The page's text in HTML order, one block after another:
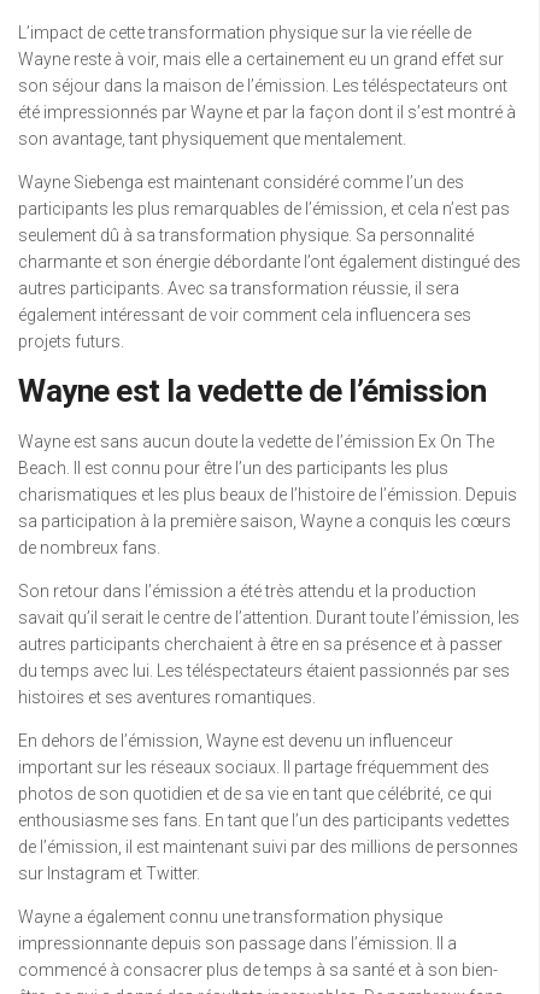
L’impact de cette transformation physique sur la vie réelle de
Wayne reste à voir, mais elle a certainement eu un grand effet sur
son séjour dans la maison de l’émission. Les téléspectateurs ont
été impressionnés par Wayne et par la façon dont il s’est montré à
son avantage, tant physiquement que mentalement.
Wayne Siebenga est maintenant considéré comme l’un des
participants les plus remarquables de l’émission, et cela n’est pas
seulement dû à sa transformation physique. Sa personnalité
charmante et son énergie débordante l’ont également distingué des
autres participants. Avec sa transformation réussie, il sera
également intéressant de voir comment cela influencera ses
projets futurs.
Wayne est la vedette de l’émission
Wayne est sans aucun doute la vedette de l’émission Ex On The
Beach. Il est connu pour être l’un des participants les plus
charismatiques et les plus beaux de l’histoire de l’émission. Depuis
sa participation à la première saison, Wayne a conquis les cœurs
de nombreux fans.
Son retour dans l’émission a été très attendu et la production
savait qu’il serait le centre de l’attention. Durant toute l’émission, les
autres participants cherchaient à être en sa présence et à passer
du temps avec lui. Les téléspectateurs étaient passionnés par ses
histoires et ses aventures romantiques.
En dehors de l’émission, Wayne est devenu un influenceur
important sur les réseaux sociaux. Il partage fréquemment des
photos de son quotidien et de sa vie en tant que célébrité, ce qui
enthousiasme ses fans. En tant que l’un des participants vedettes
de l’émission, il est maintenant suivi par des millions de personnes
sur Instagram et Twitter.
Wayne a également connu une transformation physique
impressionnante depuis son passage dans l’émission. Il a
commencé à consacrer plus de temps à sa santé et à son bien-